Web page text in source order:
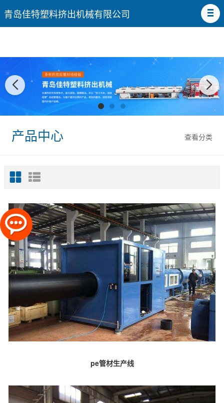
青岛佳特塑料挤出机械有限公司
查看分类
产品中心
pe管材生产线